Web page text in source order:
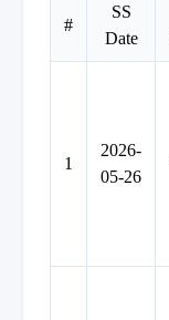
#
SS
Date
1
2026-
05-26